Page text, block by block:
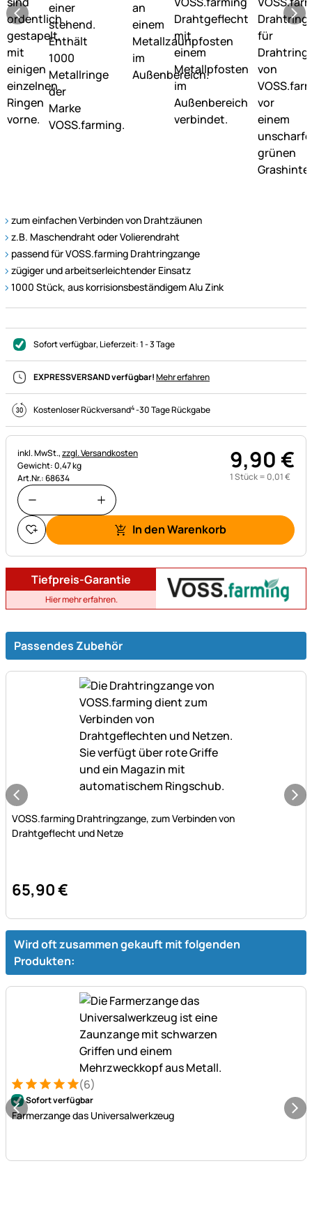
zum einfachen Verbinden von Drahtzäunen
z.B. Maschendraht oder Volierendraht
passend für VOSS.farming Drahtringzange
zügiger und arbeitserleichtender Einsatz
1000 Stück, aus korrisionsbeständigem Alu Zink
Sofort verfügbar, Lieferzeit:1 - 3 Tage
EXPRESSVERSAND verfügbar!Mehr erfahren
Kostenloser Rückversand4-30 Tage Rückgabe
Steuerhinweis:
inkl. MwSt.,zzgl. Versandkosten
Gewicht: 0,47 kg
Art.Nr.: 68634
9,90€
1 Stück = 0,01€
In den Warenkorb
Tiefpreis-Garantie
Hier mehr erfahren.
Passendes Zubehör
Noch keine Bewertungen abgegeben
VOSS.farming Drahtringzange, zum Verbinden von
Drahtgeflecht und Netze
65,90€
Wird oft zusammen gekauft mit folgenden
Produkten:
Bewertung: 5 von 5 (6 Bewertungen)
6 Bewertungen
(6)
Sofort verfügbar
Farmerzange das Universalwerkzeug